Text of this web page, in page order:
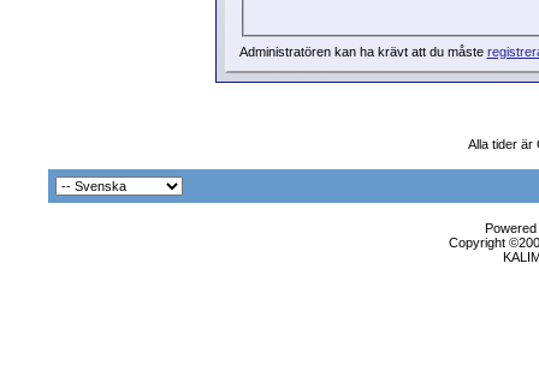
Administratören kan ha krävt att du måste
Alla tider är
Copyright